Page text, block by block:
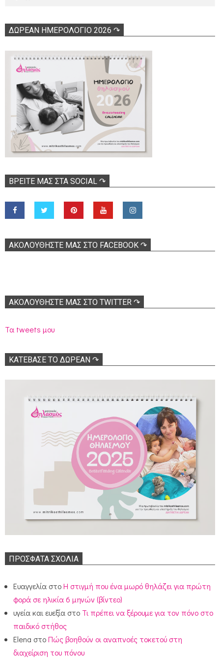
ΔΩΡΕΑΝ ΗΜΕΡΟΛΟΓΙΟ 2026 ↷
ΒΡΕΊΤΕ ΜΑΣ ΣΤΑ SOCIAL ↷
ΑΚΟΛOΥΘΉΣΤΕ ΜΑΣ ΣΤΟ FACEBOOK ↷
ΑΚΟΛΟΥΘΉΣΤΕ ΜΑΣ ΣΤΟ TWITTER ↷
Τα tweets μου
ΚΑΤΕΒΑΣΕ ΤΟ ΔΩΡΕΑΝ ↷
ΠΡΌΣΦΑΤΑ ΣΧΌΛΙΑ
Ευαγγελία στοΗ στιγμή που ένα μωρό θηλάζει για πρώτη
φορά σε ηλικία 6 μηνών (βίντεο)
υγεία και ευεξία στο Τι πρέπει να ξέρουμε για τον πόνο στο
παιδικό στήθος
Elena στοΠώς βοηθούν οι αναπνοές τοκετού στη
διαχείριση του πόνου